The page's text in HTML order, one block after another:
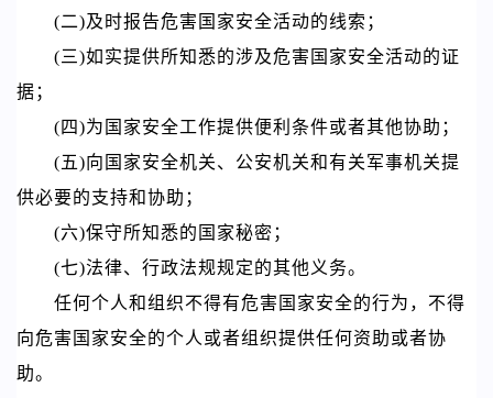
(二)及时报告危害国家安全活动的线索；
(三)如实提供所知悉的涉及危害国家安全活动的证
据；
(四)为国家安全工作提供便利条件或者其他协助；
(五)向国家安全机关、公安机关和有关军事机关提
供必要的支持和协助；
(六)保守所知悉的国家秘密；
(七)法律、行政法规规定的其他义务。
任何个人和组织不得有危害国家安全的行为，不得
向危害国家安全的个人或者组织提供任何资助或者协
助。